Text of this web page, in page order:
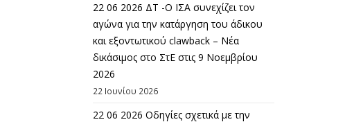
22 06 2026 ΔΤ -Ο ΙΣΑ συνεχίζει τον
αγώνα για την κατάργηση του άδικου
και εξοντωτικού clawback – Νέα
δικάσιμος στο ΣτΕ στις 9 Νοεμβρίου
2026
22 Ιουνίου 2026
22 06 2026 Οδηγίες σχετικά με την